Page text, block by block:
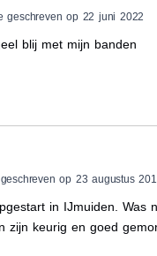
geschreven op 22 juni 2022
blij met mijn banden
op 23 augustus
in IJmuiden. Was
zijn keurig en goed